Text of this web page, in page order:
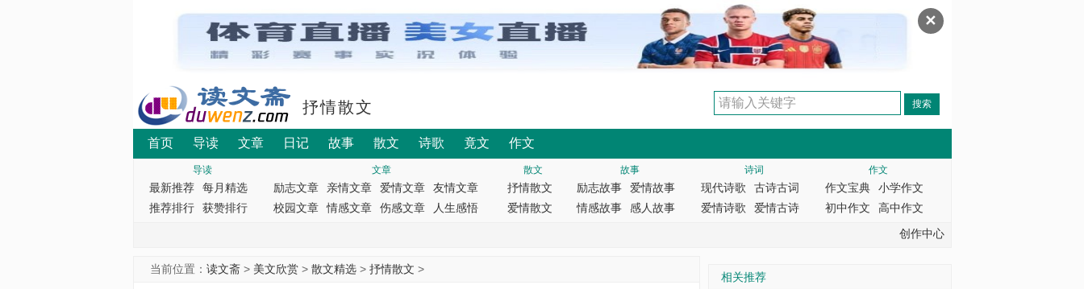
✕
抒情散文
首页 导读 文章 日记 故事 散文 诗歌 竟文 作文
导读
最新推荐
每月精选
推荐排行
获赞排行
文章
励志文章 亲情文章 爱情文章
友情文章
校园文章
情感文章 伤感文章 人生感悟
散文
抒情散文
爱情散文
故事
励志故事
爱情故事
情感故事
感人故事
诗词
现代诗歌
古诗古词
爱情诗歌
爱情古诗
作文
作文宝典
小学作文
初中作文
高中作文
创作中心
当前位置： 读文斋> 美文欣赏> 散文精选> 抒情散文 >
相关推荐